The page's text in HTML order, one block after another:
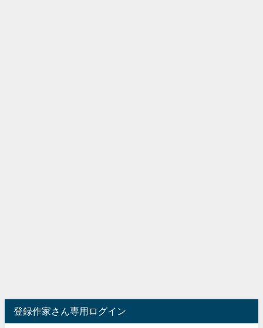
登録作家さん専用ログイン